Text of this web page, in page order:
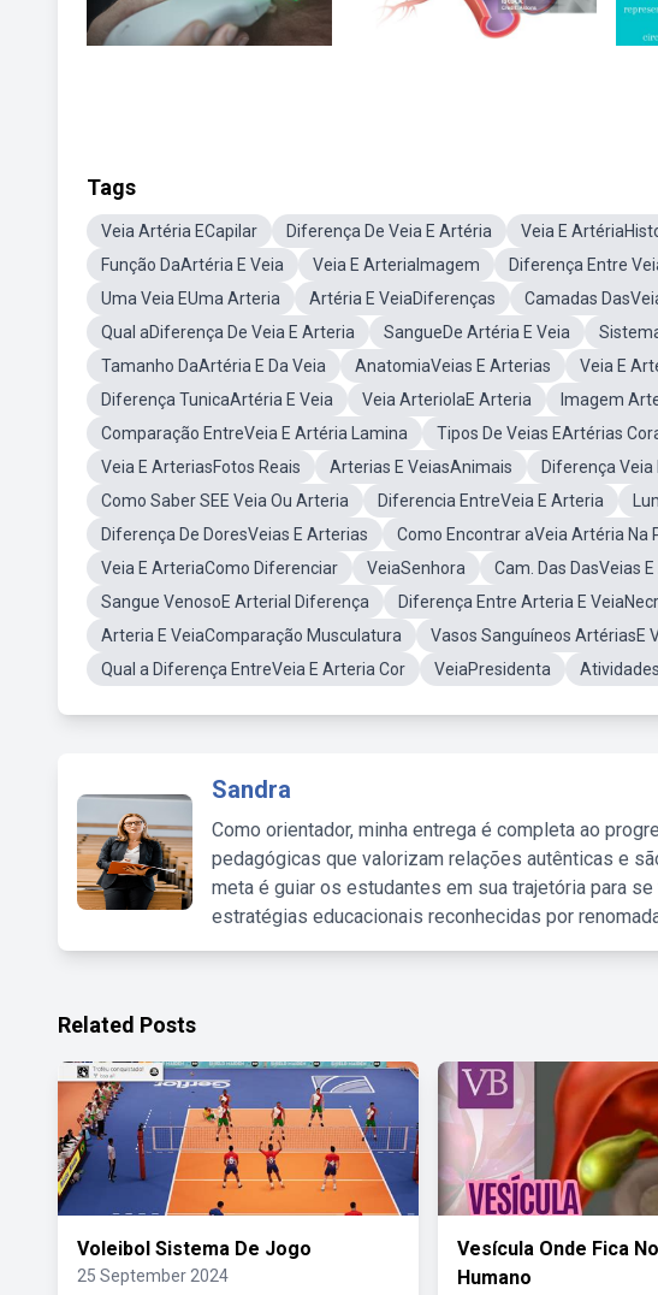
Tags
Veia Artéria ECapilar Diferença De Veia E Artéria Veia E
Função DaArtéria E Veia
Veia E ArteriaImagem Diferença Entre
Uma Veia EUma Arteria
Artéria E VeiaDiferenças Camadas
Qual aDiferença De Veia E Arteria
SangueDe Artéria E Veia
Tamanho DaArtéria E Da Veia
AnatomiaVeias E Arterias Veia E
Diferença TunicaArtéria E Veia
Veia ArteriolaE Arteria
Imagem
Comparação EntreVeia E Artéria Lamina
Tipos De Veias EArtérias
Veia E ArteriasFotos Reais
Arterias E VeiasAnimais Diferença
Como Saber SEE Veia Ou Arteria
Diferencia EntreVeia E Arteria
Diferença De DoresVeias E Arterias
Como Encontrar aVeia Artéria Na
Veia E ArteriaComo Diferenciar
VeiaSenhora Cam. Das DasVeias
Sangue VenosoE Arterial Diferença
Diferença Entre Arteria E
Arteria E VeiaComparação Musculatura
Vasos Sanguíneos ArtériasE
Qual a Diferença EntreVeia E Arteria Cor
VeiaPresidenta
Sandra
Como orientador, minha entrega é completa ao
pedagógicas que valorizam relações autênticas e
meta é guiar os estudantes em sua trajetória para
estratégias educacionais reconhecidas por
Related Posts
Voleibol Sistema De Jogo
25 September 2024
Vesícula Onde Fica
Humano